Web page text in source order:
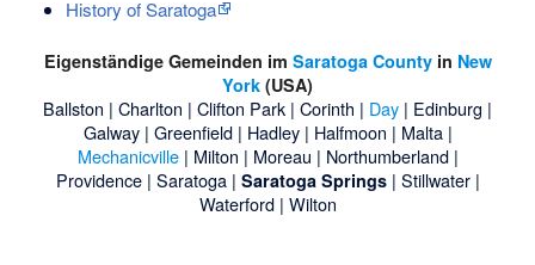
History of Saratoga
Eigenständige Gemeinden im Saratoga Countyin New
York (USA)
Ballston | Charlton | Clifton Park | Corinth | Day | Edinburg |
Galway| Greenfield| Hadley| Halfmoon | Malta|
Mechanicville| Milton | Moreau | Northumberland|
Providence| Saratoga| Saratoga Springs| Stillwater|
Waterford| Wilton